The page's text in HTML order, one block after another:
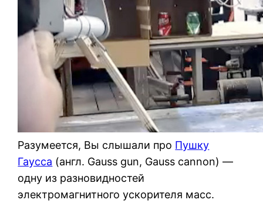
Разумеется, Вы слышали про Пушку
Гаусса (англ. Gauss gun, Gauss cannon) —
одну из разновидностей
электромагнитного ускорителя масс.